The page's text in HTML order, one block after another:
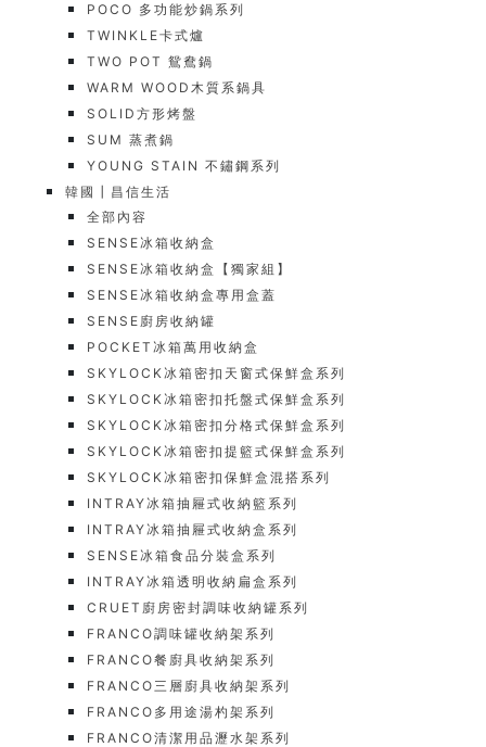
POCO 多功能炒鍋系列
TWINKLE卡式爐
TWO POT 鴛鴦鍋
WARM WOOD木質系鍋具
SOLID方形烤盤
SUM 蒸煮鍋
YOUNG STAIN 不鏽鋼系列
韓國┃昌信生活
全部內容
SENSE冰箱收納盒
SENSE冰箱收納盒【獨家組】
SENSE冰箱收納盒專用盒蓋
SENSE廚房收納罐
POCKET冰箱萬用收納盒
SKYLOCK冰箱密扣天窗式保鮮盒系列
SKYLOCK冰箱密扣托盤式保鮮盒系列
SKYLOCK冰箱密扣分格式保鮮盒系列
SKYLOCK冰箱密扣提籃式保鮮盒系列
SKYLOCK冰箱密扣保鮮盒混搭系列
INTRAY冰箱抽屜式收納籃系列
INTRAY冰箱抽屜式收納盒系列
SENSE冰箱食品分裝盒系列
INTRAY冰箱透明收納扁盒系列
CRUET廚房密封調味收納罐系列
FRANCO調味罐收納架系列
FRANCO餐廚具收納架系列
FRANCO三層廚具收納架系列
FRANCO多用途湯杓架系列
FRANCO清潔用品瀝水架系列